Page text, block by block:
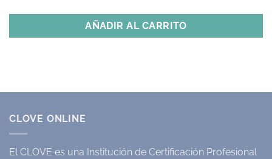
AÑADIR AL CARRITO
CLOVE ONLINE
El CLOVE es una Institución de Certificación Profesional